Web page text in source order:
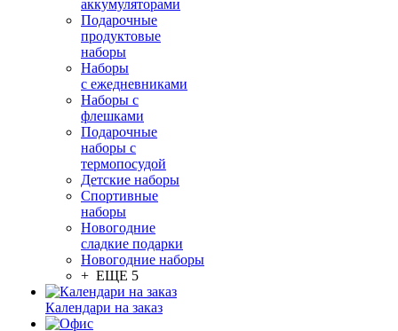
аккумуляторами
Подарочные
продуктовые
наборы
Наборы
с ежедневниками
Наборы с
флешками
Подарочные
наборы с
термопосудой
Детские наборы
Спортивные
наборы
Новогодние
сладкие подарки
Новогодние наборы
+ ЕЩЕ 5
Календари на заказ